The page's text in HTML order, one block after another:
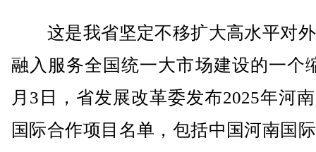
这是我省坚定不移扩大高水平对
融入服务全国统一大市场建设的一个
月3日，省发展改革委发布2025年河
国际合作项目名单，包括中国河南国